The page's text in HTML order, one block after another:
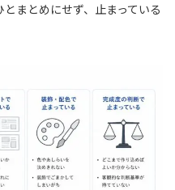
まとめにせず、止まっている